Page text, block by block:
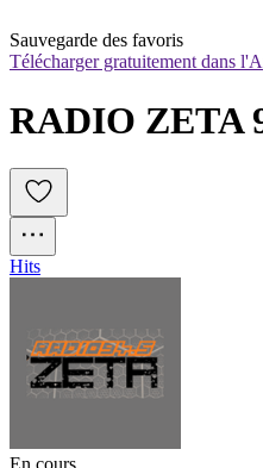
Sauvegarde des favoris
Télécharger gratuitement dans
RADIO ZETA
Hits
En cours